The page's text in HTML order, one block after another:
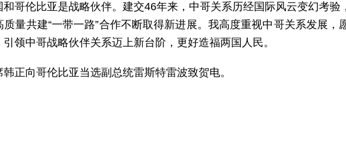
哥伦比亚是战略伙伴。建交46年来，中哥关系历经国际风云变幻考
质量共建“一带一路”合作不断取得新进展。我高度重视中哥关系发展
领中哥战略伙伴关系迈上新台阶，更好造福两国人民。
正向哥伦比亚当选副总统雷斯特雷波致贺电。